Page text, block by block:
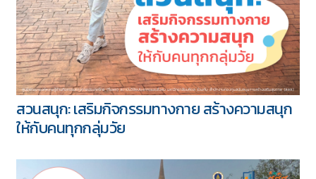
สวนสนุก: เสริมกิจกรรมทางกาย สร้างความสนุก
ให้กับคนทุกกลุ่มวัย